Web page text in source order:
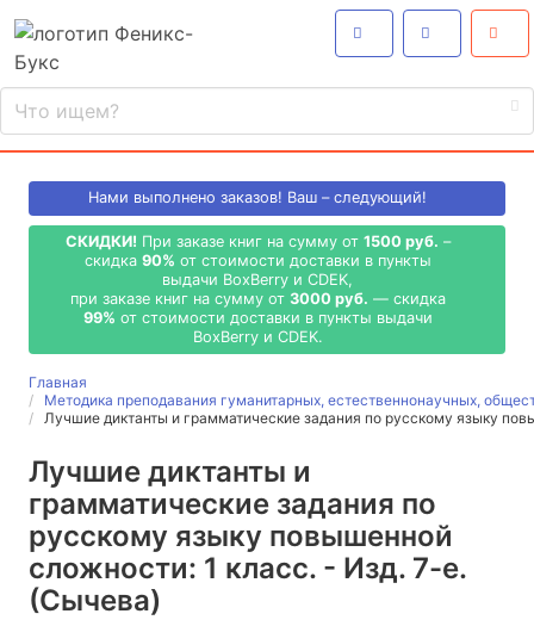
Нами выполнено заказов! Ваш – следующий!
СКИДКИ! При заказе книг на сумму от 1500 руб. –
скидка 90% от стоимости доставки в пункты
выдачи BoxBerry и CDEK,
при заказе книг на сумму от 3000 руб. — скидка
99% от стоимости доставки в пункты выдачи
BoxBerry и CDEK.
Главная
Методика преподавания гуманитарных, естественнонаучных,
Лучшие диктанты и грамматические задания по русскому языку
Лучшие диктанты и
грамматические задания по
русскому языку повышенной
сложности: 1 класс. - Изд. 7-е.
(Сычева)